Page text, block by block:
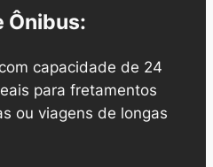
Ônibus:
capacidade de 24
para fretamentos
ou viagens de longas